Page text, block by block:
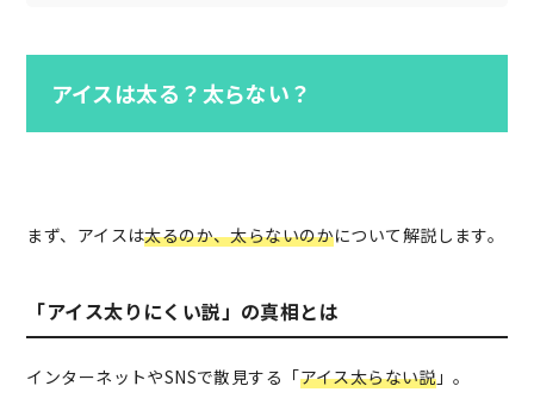
アイスは太る？太らない？
まず、アイスは太るのか、太らないのかについて解説します。
「アイス太りにくい説」の真相とは
インターネットやSNSで散見する「アイス太らない説」。